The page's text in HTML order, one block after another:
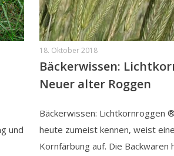
und
18. Oktober 2018
Bäckerwissen:
Neuer alter Roggen
Bäckerwissen: Lichtkornroggen
heute zumeist kennen, weist
Kornfärbung auf. Die Backwaren